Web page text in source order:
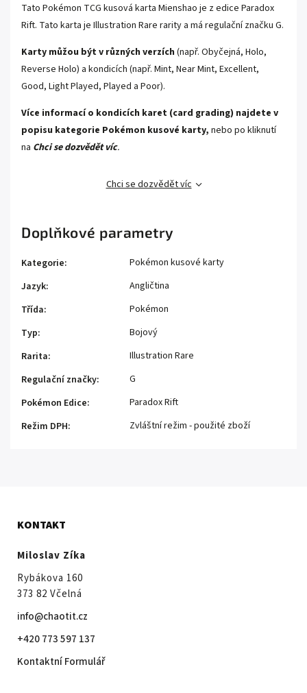
Tato Pokémon TCG kusová karta Mienshao je z edice Paradox
Rift. Tato karta je Illustration Rare rarity a má regulační značku G.
Karty můžou být v různých verzích (např. Obyčejná, Holo,
Reverse Holo) a kondicích (např. Mint, Near Mint, Excellent,
Good, Light Played, Played a Poor).
Více informací o kondicích karet (card grading) najdete v
popisu kategorie Pokémon kusové karty, nebo po kliknutí
na Chci se dozvědět víc.
Chci se dozvědět víc
Doplňkové parametry
Kategorie:
Pokémon kusové karty
Jazyk:
Angličtina
Třída:
Pokémon
Typ:
Bojový
Rarita:
Illustration Rare
Regulační značky:
G
Pokémon Edice:
Paradox Rift
Režim DPH: Zvláštní režim - použité zboží
KONTAKT
Miloslav Zíka
Rybákova 160
373 82 Včelná
info@chaotit.cz
+420 773 597 137
Kontaktní Formulář